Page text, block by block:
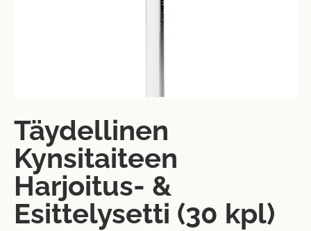
Täydellinen
Kynsitaiteen
Harjoitus- &
Esittelysetti (30 kpl)